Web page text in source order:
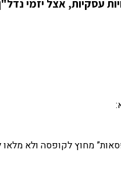
עסקיות, אצל יזמי
מחוץ לקופסה ולא מלאו